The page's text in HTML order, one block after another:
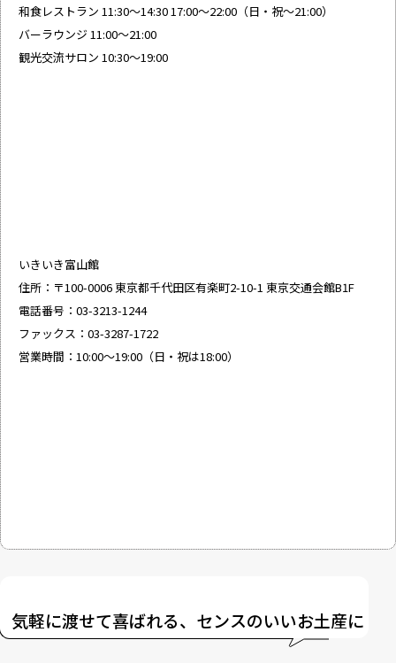
和食レストラン 11:30～14:30 17:00～22:00（日・祝～21:00）
バーラウンジ 11:00～21:00
観光交流サロン 10:30～19:00
いきいき富山館
住所：〒100-0006 東京都千代田区有楽町2-10-1 東京交通会館B1F
電話番号：03-3213-1244
ファックス：03-3287-1722
営業時間：10:00～19:00（日・祝は18:00）
気軽に渡せて喜ばれる、センスのいいお土産に